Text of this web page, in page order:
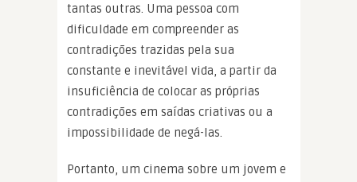
tantas outras. Uma pessoa com
dificuldade em compreender as
contradições trazidas pela sua
constante e inevitável vida, a partir da
insuficiência de colocar as próprias
contradições em saídas criativas ou a
impossibilidade de negá-las.
Portanto, um cinema sobre um jovem e